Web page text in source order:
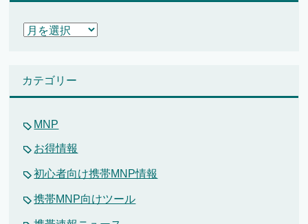
ア
ブ
カテゴリー
MNP
お得情報
初心者向け携帯MNP情報
携帯MNP向けツール